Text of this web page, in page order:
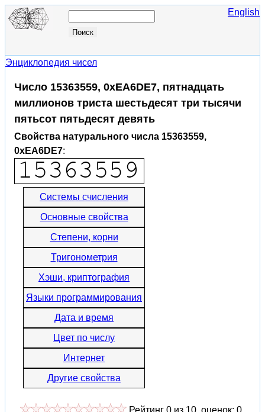
English
Энциклопедия чисел
Число 15363559, 0xEA6DE7, пятнадцать
миллионов триста шестьдесят три тысячи
пятьсот пятьдесят девять
Свойства натурального числа 15363559,
0xEA6DE7:
Системы счисления
Основные свойства
Степени, корни
Тригонометрия
Хэши, криптография
Языки программирования
Дата и время
Цвет по числу
Интернет
Другие свойства
Рейтинг 0 из 10, оценок: 0.